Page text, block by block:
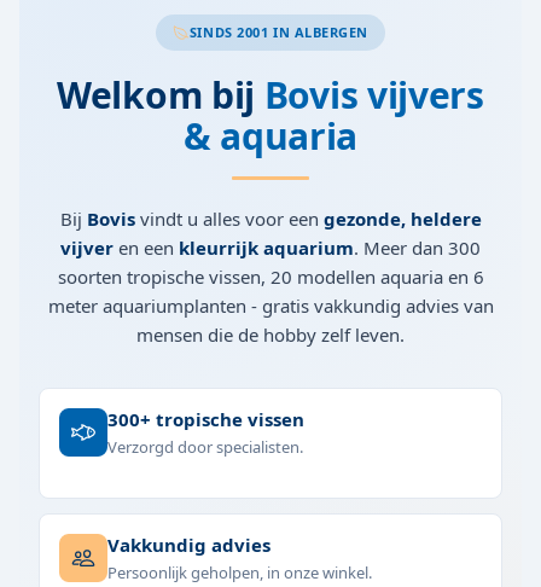
SINDS 2001 IN ALBERGEN
Welkom bij Bovis vijvers
& aquaria
Bij Bovisvindt u alles voor een gezonde, heldere
vijver en een kleurrijk aquarium. Meer dan 300
soorten tropische vissen, 20 modellen aquaria en 6
meter aquariumplanten - gratis vakkundig advies van
mensen die de hobby zelf leven.
300+ tropische vissen
Verzorgd door specialisten.
Vakkundig advies
Persoonlijk geholpen, in onze winkel.